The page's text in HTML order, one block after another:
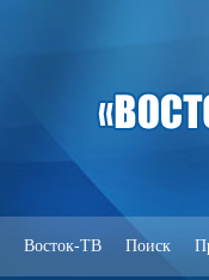
Восток-ТВ Поиск